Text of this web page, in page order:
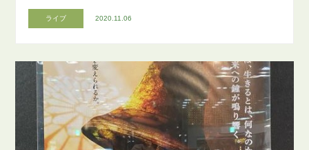
ライブ 2020.11.06